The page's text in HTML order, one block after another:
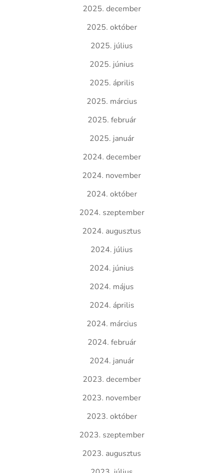
2025. december
2025. október
2025. július
2025. június
2025. április
2025. március
2025. február
2025. január
2024. december
2024. november
2024. október
2024. szeptember
2024. augusztus
2024. július
2024. június
2024. május
2024. április
2024. március
2024. február
2024. január
2023. december
2023. november
2023. október
2023. szeptember
2023. augusztus